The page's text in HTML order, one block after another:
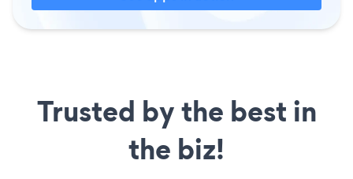
Trusted by the best in
the biz!